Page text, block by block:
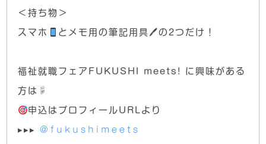
＜持ち物＞
スマホ とメモ用の筆記用具🖊の2つだけ！
福祉就職フェアFUKUSHI meets! に興味がある
方は☟
申込はプロフィールURLより
▸▸▸ @fukushimeets